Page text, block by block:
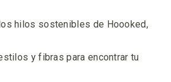
hilos sostenibles de Hoooked,
y fibras para encontrar tu